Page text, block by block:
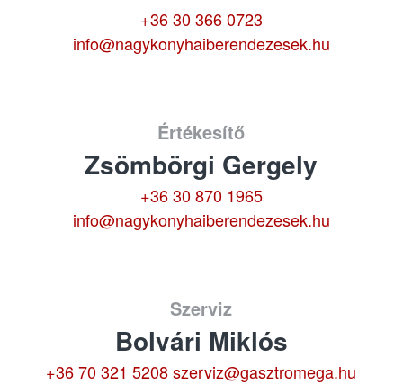
+36 30 366 0723
info@nagykonyhaiberendezesek.hu
Értékesítő
Zsömbörgi Gergely
+36 30 870 1965
info@nagykonyhaiberendezesek.hu
Szerviz
Bolvári Miklós
+36 70 321 5208 szerviz@gasztromega.hu